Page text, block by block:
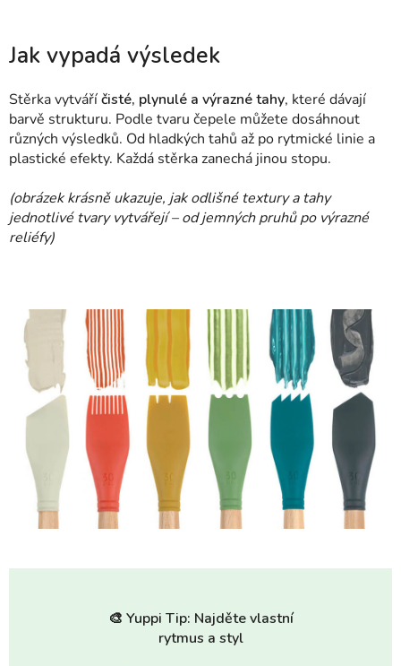
Jak vypadá výsledek
Stěrka vytváříčisté, plynulé a výrazné tahy, které dávají
barvě strukturu. Podle tvaru čepele můžete dosáhnout
různých výsledků. Od hladkých tahů až po rytmické linie a
plastické efekty. Každá stěrka zanechá jinou stopu.
(obrázek krásně ukazuje, jak odlišné textury a tahy
jednotlivé tvary vytvářejí – od jemných pruhů po výrazné
reliéfy)
🎨 Yuppi Tip: Najděte vlastní
rytmus a styl